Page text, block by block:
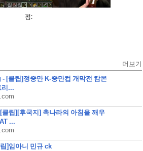
펌:
더보기
[클립]정중만 K-중만컵 개막전 캄몬
리...
클립][후국지] 촉나라의 아침을 깨우
...
]임아니 민규 ck